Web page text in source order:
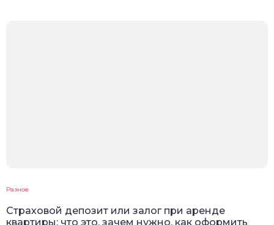
Разное
Cтраховой депозит или залог при аренде
квартиры: что это, зачем нужно, как оформить